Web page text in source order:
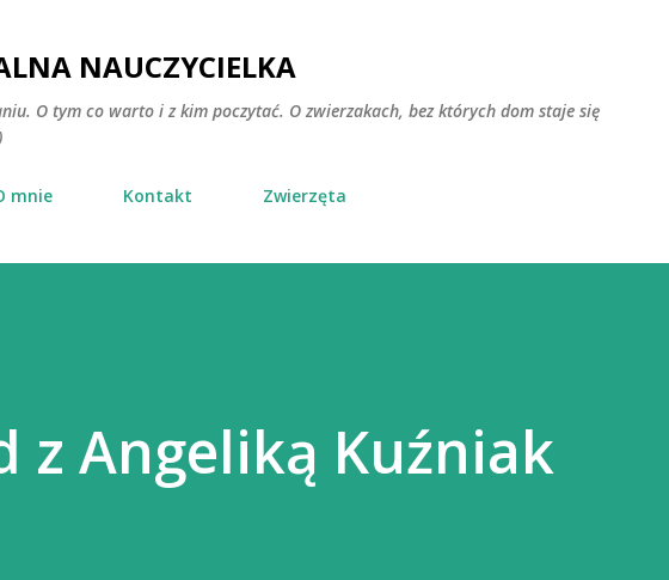
NAUCZYCIELKA
O tym co warto i z kim poczytać. O zwierzakach, bez których dom staje się
mnie Kontakt Zwierzęta
z Angeliką Kuźniak